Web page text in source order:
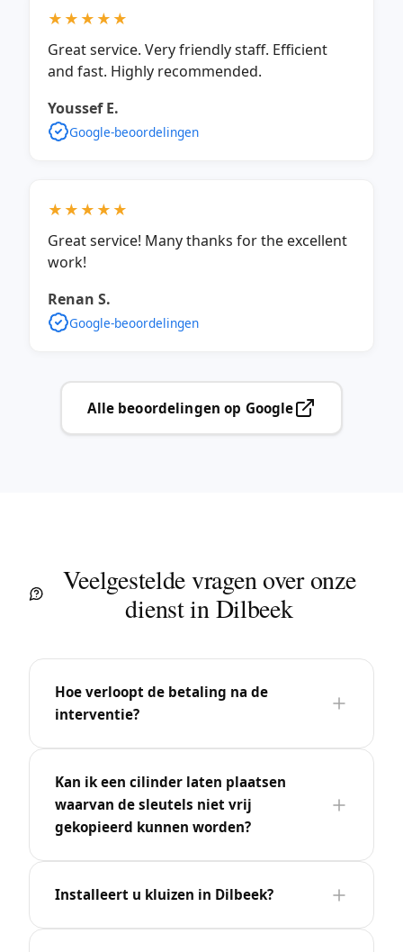
★★★★★
Great service. Very friendly staff. Efficient
and fast. Highly recommended.
Youssef E.
Google-beoordelingen
★★★★★
Great service! Many thanks for the excellent
work!
Renan S.
Google-beoordelingen
Alle beoordelingen op Google
Veelgestelde vragen over onze
dienst in Dilbeek
Hoe verloopt de betaling na de
interventie?
Kan ik een cilinder laten plaatsen
waarvan de sleutels niet vrij
gekopieerd kunnen worden?
Installeert u kluizen in Dilbeek?